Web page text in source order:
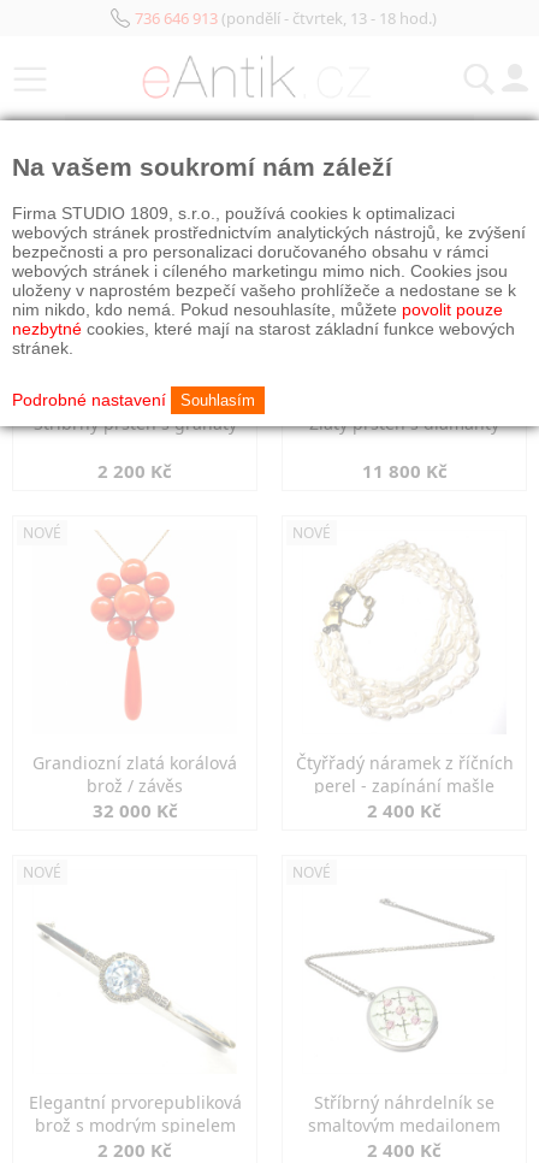
736 646 913(pondělí - čtvrtek, 13 - 18 hod.)
Stříbrný prsten s granáty
2 200 Kč
Zlatý prsten s diamanty
11 800 Kč
NOVÉ
Grandiozní zlatá korálová
brož / závěs
32 000 Kč
NOVÉ
Čtyřřadý náramek z říčních
perel - zapínání mašle
2 400 Kč
NOVÉ
Elegantní prvorepubliková
brož s modrým spinelem
2 200 Kč
NOVÉ
Stříbrný náhrdelník se
smaltovým medailonem
2 400 Kč
Na vašem soukromí nám záleží
Firma STUDIO 1809, s.r.o., používá cookies k optimalizaci
webových stránek prostřednictvím analytických nástrojů, ke zvýšení
bezpečnosti a pro personalizaci doručovaného obsahu v rámci
webových stránek i cíleného marketingu mimo nich. Cookies jsou
uloženy v naprostém bezpečí vašeho prohlížeče a nedostane se k
nim nikdo, kdo nemá. Pokud nesouhlasíte, můžete povolit pouze
nezbytné cookies, které mají na starost základní funkce webových
stránek.
Podrobné nastavení Souhlasím